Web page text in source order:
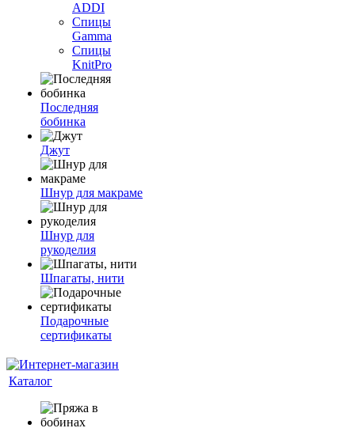
ADDI
Спицы
Gamma
Спицы
KnitPro
Последняя
бобинка
Джут
Шнур для макраме
Шнур для
рукоделия
Шпагаты, нити
Подарочные
сертификаты
Каталог